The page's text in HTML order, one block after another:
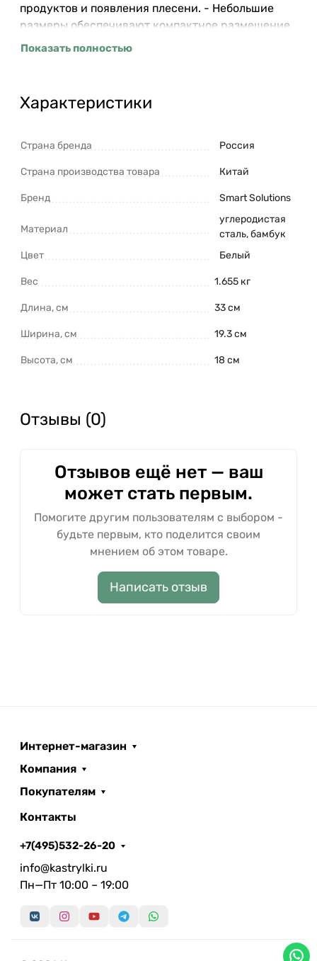
продуктов и появления плесени. - Небольшие
размеры обеспечивают компактное размещение.
Материалы: углеродистая сталь, бамбук.
хлебницу необходимо вытереть насухо.
агрессивной бытовой химии.
Показать полностью
Характеристики
Страна бренда Россия
Страна производства товара Китай
Бренд Smart Solutions
Материал
углеродистая
сталь, бамбук
Цвет
Белый
Вес 1.655 кг
Длина, см 33 см
Ширина, см 19.3 см
Высота, см 18 см
Отзывы (0)
Отзывов ещё нет — ваш
может стать первым.
Помогите другим пользователям с выбором -
будьте первым, кто поделится своим
мнением об этом товаре.
Написать отзыв
Интернет-магазин
Компания
Покупателям
Контакты
+7(495)532-26-20
info@kastrylki.ru
Пн—Пт 10:00 – 19:00